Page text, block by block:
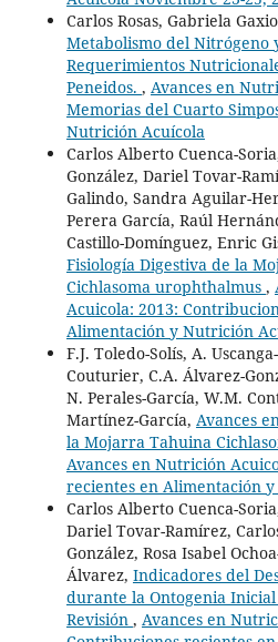
Carlos Rosas, Gabriela
Metabolismo del Nitrógeno
Requerimientos
Peneidos. , Avances en
Memorias del Cuarto
Nutrición Acuícola
Carlos Alberto Cuenca-
González, Dariel Tovar-
Galindo, Sandra Aguilar-
Perera García, Raúl
Castillo-Domínguez, Enric
Fisiología Digestiva de la
Cichlasoma urophthalmus ,
Acuicola: 2013:
Alimentación y Nutrición
F.J. Toledo-Solís, A.
Couturier, C.A. Álvarez-
N. Perales-García, W.M.
Martínez-García, Avances
la Mojarra Tahuina
Avances en Nutrición
recientes en Alimentación
Carlos Alberto Cuenca-
Dariel Tovar-Ramírez,
González, Rosa Isabel
Álvarez, Indicadores del
durante la Ontogenia Inicial
Revisión , Avances en